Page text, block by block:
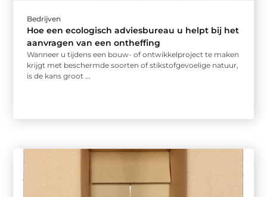
Bedrijven
Hoe een ecologisch adviesbureau u helpt bij het
aanvragen van een ontheffing
Wanneer u tijdens een bouw- of ontwikkelproject te maken
krijgt met beschermde soorten of stikstofgevoelige natuur,
is de kans groot ...